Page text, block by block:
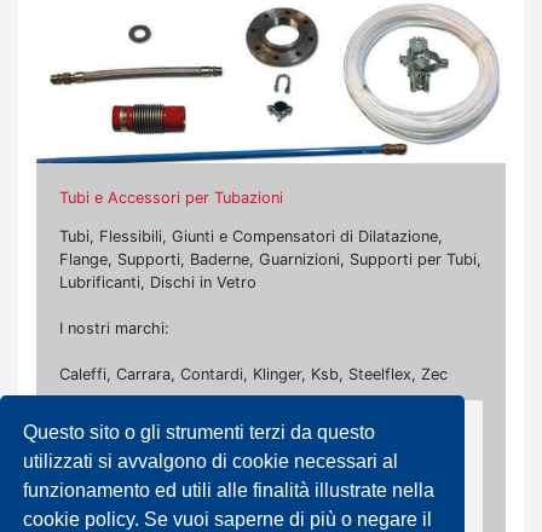
Questo sito o gli strumenti terzi da questo
utilizzati si avvalgono di cookie necessari al
funzionamento ed utili alle finalità illustrate nella
cookie policy. Se vuoi saperne di più o negare il
Tubi e Accessori per Tubazioni
Tubi, Flessibili, Giunti e Compensatori di Dilatazione,
Flange, Supporti, Baderne, Guarnizioni, Supporti per Tubi,
Lubrificanti, Dischi in Vetro
I nostri marchi:
Caleffi, Carrara, Contardi, Klinger, Ksb, Steelflex, Zec
Compensatori di Dilatazione per Vapore
Compensatori Assiali, Angolari e Cardanici, Laterali
Sferici, Universali, a Spinta Eliminata